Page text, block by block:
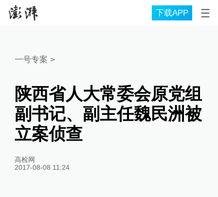
下载APP
一号专案 >
陕西省人大常委会原党组
副书记、副主任魏民洲被
立案侦查
高检网
2017-08-08 11:24